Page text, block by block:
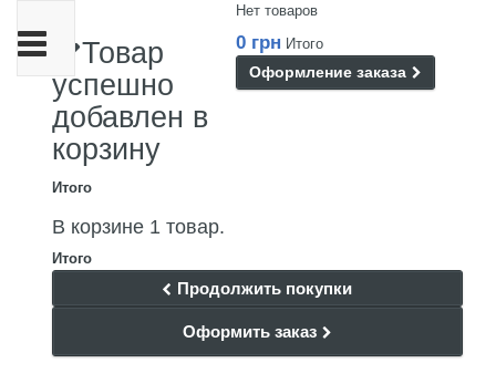
Нет товаров
0 грн Итого
Оформление заказа
Товар
успешно
добавлен в
корзину
Итого
В корзине 1 товар.
Итого
Продолжить покупки
Оформить заказ
Переключить
навигации